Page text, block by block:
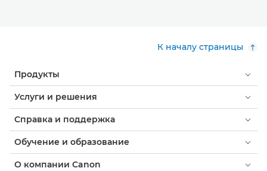
К началу страницы
Продукты
Услуги и решения
Справка и поддержка
Обучение и образование
О компании Canon